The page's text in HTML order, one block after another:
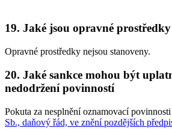
19. Jaké jsou opravné
Opravné prostředky nejsou stanoveny.
20. Jaké sankce mohou být
nedodržení povinností
Pokuta za nesplnění oznamovací
Sb., daňový řád, ve znění pozdějších